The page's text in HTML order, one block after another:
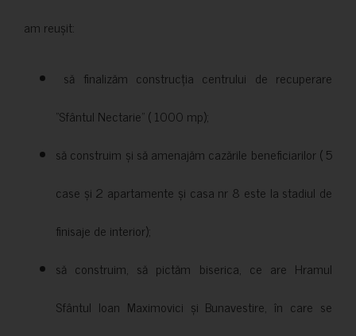
am reușit:
să finalizăm construcția centrului de recuperare
”Sfântul Nectarie” ( 1000 mp);
să construim și să amenajăm cazările beneficiarilor ( 5
case și 2 apartamente și casa nr 8 este la stadiul de
finisaje de interior);
să construim, să pictăm biserica, ce are Hramul
Sfântul Ioan Maximovici și Bunavestire, în care se